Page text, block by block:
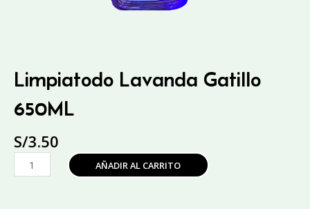
Limpiatodo Lavanda Gatillo
650ML
S/3.50
Limpiatodo
Lavanda
AÑADIR AL CARRITO